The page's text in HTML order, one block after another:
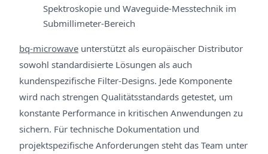
Spektroskopie und Waveguide-Messtechnik im
Submillimeter-Bereich
bq-microwave unterstützt als europäischer Distributor
sowohl standardisierte Lösungen als auch
kundenspezifische Filter-Designs. Jede Komponente
wird nach strengen Qualitätsstandards getestet, um
konstante Performance in kritischen Anwendungen zu
sichern. Für technische Dokumentation und
projektspezifische Anforderungen steht das Team unter